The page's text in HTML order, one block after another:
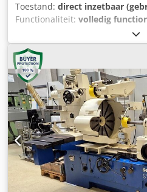
Toestand: direct inzetbaar
Functionaliteit: volledig
2 kW (2,72 pk),
werkstuklengte (max.):3.000
TECHNISCHE GEGEVENS
mm Dcjdpjzqcv Tjfx Adrsk
ca. 60 mm
Aandrijfvermogen: 2 kW